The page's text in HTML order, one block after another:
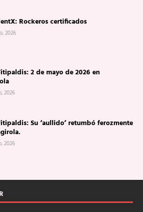
Rockeros certificados
2026
2 de mayo de 2026 en
2026
Su ‘aullido’ retumbó ferozmente
2026